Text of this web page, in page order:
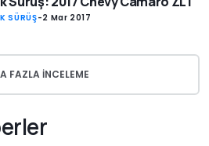
SÜRÜŞ-2 Mar 2017
FAZLA INCELEME